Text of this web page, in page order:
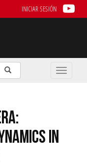
INICIAR SESIÓN
Enviar
Buscar
Toggle
IN